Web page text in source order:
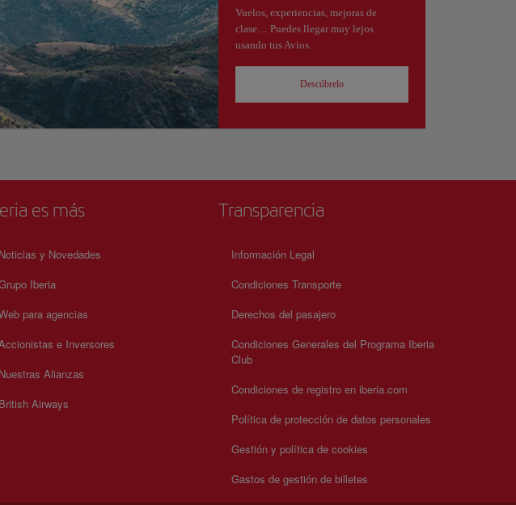
Vuelos, experiencias, mejoras de
clase… Puedes llegar muy lejos
usando tus Avios.
Descúbrelo
es más
Noticias y Novedades
Iberia
para agencias
e Inversores
Nuestras Alianzas
British Airways
Transparencia
Información Legal
Condiciones Transporte
Derechos del pasajero
Condiciones Generales del Programa Iberia
Club
Condiciones de registro en iberia.com
Política de protección de datos personales
Gestión y política de cookies
Gastos de gestión de billetes